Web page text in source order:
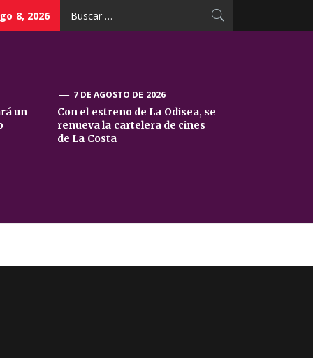
8, 2026
un
7 DE AGOSTO DE 2026
Con el estreno de La Odisea, se
renueva la cartelera de cines
de La Costa